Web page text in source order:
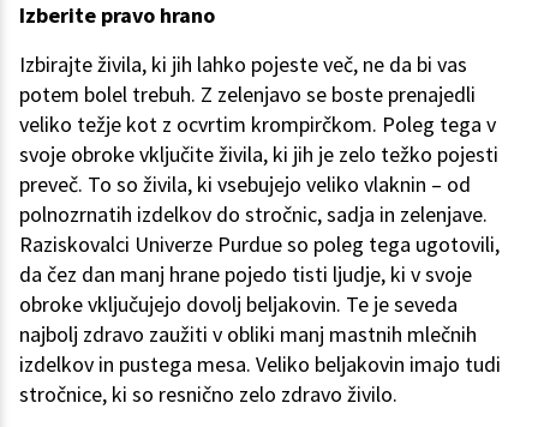
Izberite pravo hrano
Izbirajte živila, ki jih lahko pojeste več, ne da bi vas
potem bolel trebuh. Z zelenjavo se boste prenajedli
veliko težje kot z ocvrtim krompirčkom. Poleg tega v
svoje obroke vključite živila, ki jih je zelo težko pojesti
preveč. To so živila, ki vsebujejo veliko vlaknin – od
polnozrnatih izdelkov do stročnic, sadja in zelenjave.
Raziskovalci Univerze Purdue so poleg tega ugotovili,
da čez dan manj hrane pojedo tisti ljudje, ki v svoje
obroke vključujejo dovolj beljakovin. Te je seveda
najbolj zdravo zaužiti v obliki manj mastnih mlečnih
izdelkov in pustega mesa. Veliko beljakovin imajo tudi
stročnice, ki so resnično zelo zdravo živilo.